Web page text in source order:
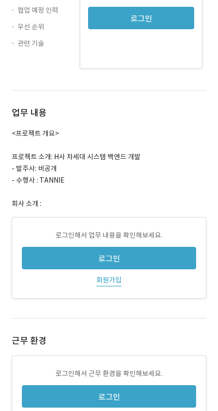
로그인
협업 예정 인력
우선 순위
관련 기술
업무 내용
<프로젝트 개요>
프로젝트 소개: H사 차세대 시스템 백엔드 개발
- 발주사: 비공개
- 수행사 : TANNIE
회사 소개 :
로그인해서 업무 내용을 확인해보세요.
로그인
회원가입
근무 환경
로그인해서 근무 환경을 확인해보세요.
로그인